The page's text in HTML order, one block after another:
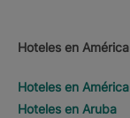
Hoteles en América
Hoteles en América
Hoteles en Aruba